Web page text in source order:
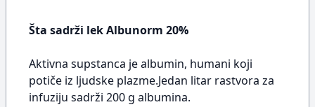
Šta sadrži lek Albunorm 20%
Aktivna supstanca je albumin, humani koji
potiče iz ljudske plazme.Jedan litar rastvora za
infuziju sadrži 200 g albumina.